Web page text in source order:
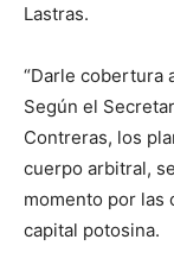
Lastras.
“Darle cobertura
Según el
Contreras, los
cuerpo arbitral,
momento por las
capital potosina.